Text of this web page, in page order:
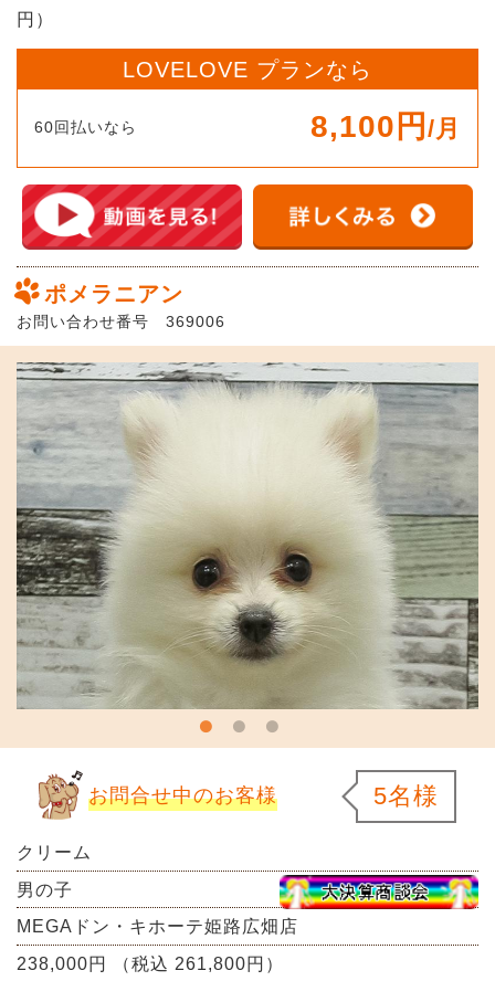
円）
LOVELOVE プランなら
60回払いなら 8,100円 /月
ポメラニアン
お問い合わせ番号 369006
お問合せ中のお客様 5名様
クリーム
男の子
MEGAドン・キホーテ姫路広畑店
238,000円 （税込 261,800円）